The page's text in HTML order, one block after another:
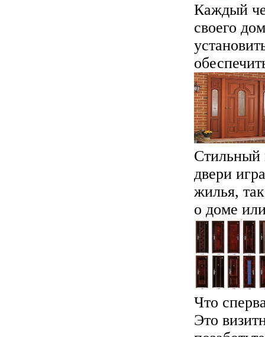
Каждый
своего
Стильный
двери
жилья,
о доме
Что
Это